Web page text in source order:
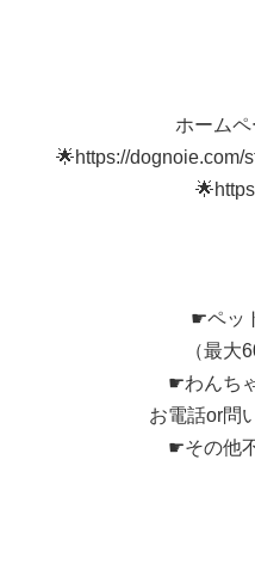
ホーム
🌟https://dognoie.com/
☛ペッ
（最
☛わんち
お電話or問
☛その他